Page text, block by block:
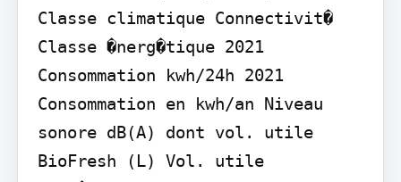
Classe climatique Connectivit�
Classe �nerg�tique 2021
Consommation kwh/24h 2021
Consommation en kwh/an Niveau
sonore dB(A) dont vol. utile
BioFresh (L) Vol. utile